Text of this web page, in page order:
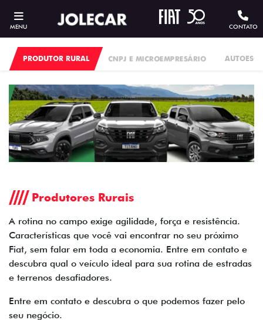
MENU CONTATO
CNPJ E MICROEMPRESÁRIO
PRODUTOR RURAL
Produtores Rurais
A rotina no campo exige agilidade, força e resistência.
Características que você vai encontrar no seu próximo
Fiat, sem falar em toda a economia. Entre em contato e
descubra qual o veículo ideal para sua rotina de estradas
e terrenos desafiadores.
Entre em contato e descubra o que podemos fazer pelo
seu negócio.